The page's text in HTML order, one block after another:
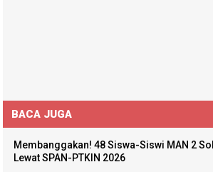
BACA JUGA
Membanggakan! 48 Siswa-Siswi MAN 2
Lewat SPAN-PTKIN 2026